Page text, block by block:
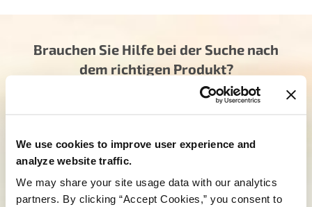
We use cookies to improve user experience and
analyze website traffic.
We may share your site usage data with our analytics
partners. By clicking “Accept Cookies,” you consent to
Brauchen Sie Hilfe bei der Suche nach
dem richtigen Produkt?
Unser engagiertes Team ist hier, um Sie in die
das ideale Produkt für Ihren Bedarf zu finden. Ihre
Reise zu BESSEREN Erfahrungen beginnt hier.
Sprechen Sie mit einem MotoRad Spezialisten